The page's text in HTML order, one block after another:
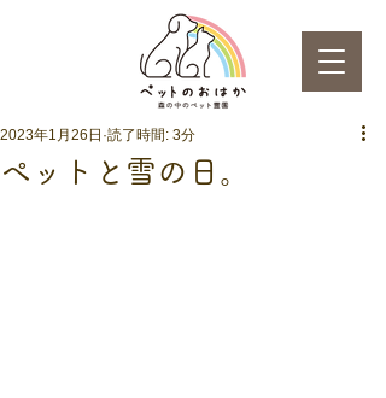
ペットと雪の日。
2023年1月26日 読了時間: 3分